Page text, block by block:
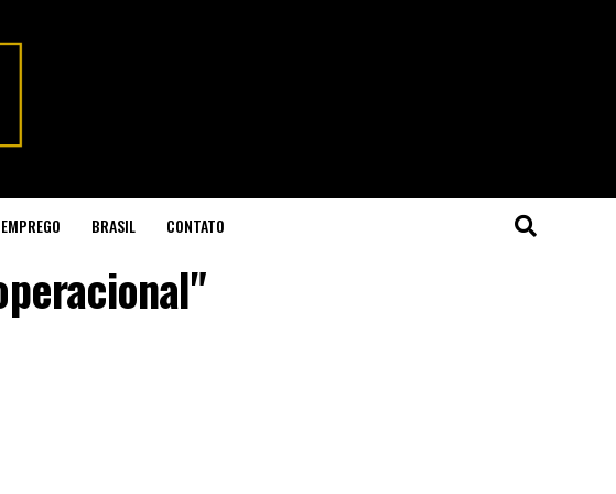
EMPREGO BRASIL CONTATO